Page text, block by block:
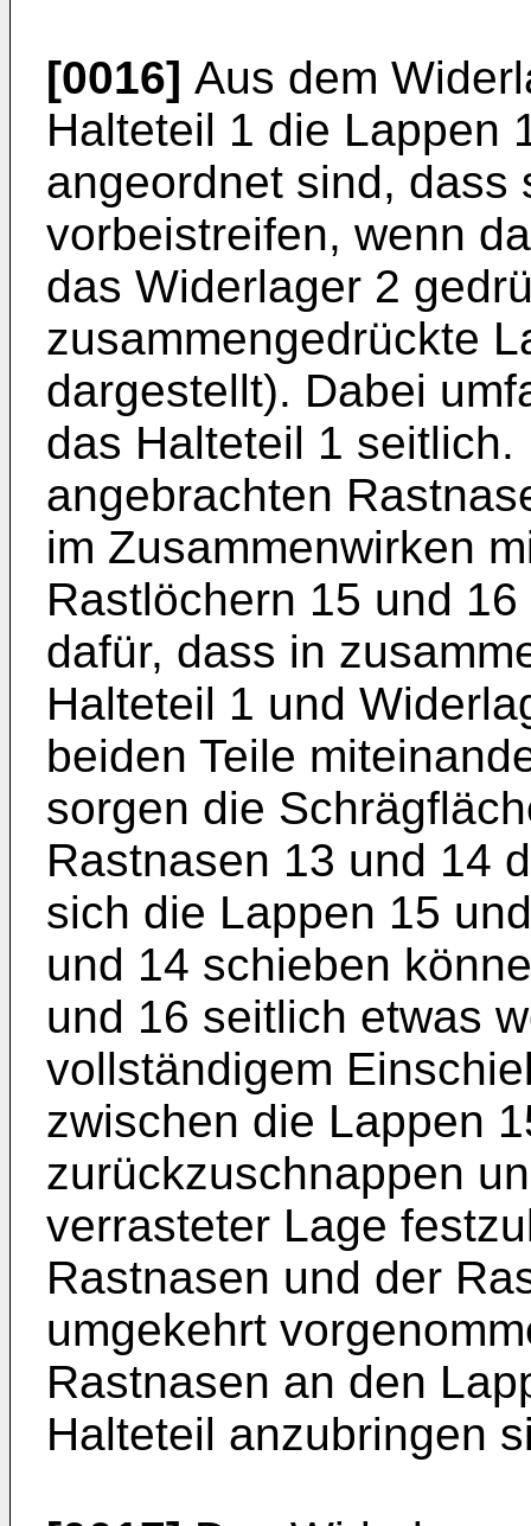
[0016] Aus dem
Halteteil 1 die Lappen
angeordnet sind, dass
vorbeistreifen, wenn
das Widerlager 2
zusammengedrückte
dargestellt). Dabei
das Halteteil 1
angebrachten
im Zusammenwirken
Rastlöchern 15 und
dafür, dass in
Halteteil 1 und
beiden Teile
sorgen die
Rastnasen 13 und 14
sich die Lappen 15
und 14 schieben
und 16 seitlich etwas
vollständigem
zwischen die Lappen
zurückzuschnappen
verrasteter Lage
Rastnasen und der
umgekehrt
Rastnasen an den
Halteteil anzubringen